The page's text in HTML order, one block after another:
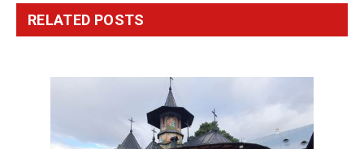
RELATED POSTS